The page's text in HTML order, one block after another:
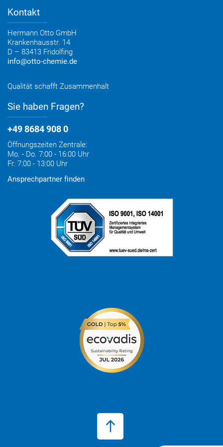
Medienportal
Elektronischer Rechnungsversand
Entsorgung & Verpackungsrücknahme
Kontakt
Hermann Otto GmbH
Krankenhausstr. 14
D – 83413 Fridolfing
info@otto-chemie.de
Qualität schafft Zusammenhalt
Sie haben Fragen?
+49 8684 908 0
Öffnungszeiten Zentrale:
Mo. - Do. 7:00 - 16:00 Uhr
Fr. 7:00 - 13:00 Uhr
Ansprechpartner finden